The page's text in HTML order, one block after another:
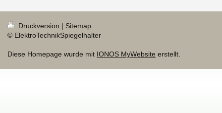
Druckversion | Sitemap
© ElektroTechnikSpiegelhalter
Diese Homepage wurde mit IONOS MyWebsite erstellt.